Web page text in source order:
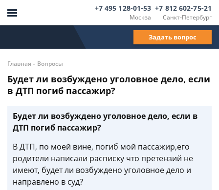
Москва
+7 495 128-01-53
Санкт-Петербург
+7 812 602-75-21
Задать вопрос
Главная - Вопросы
Будет ли возбуждено уголовное дело, если
в ДТП погиб пассажир?
Будет ли возбуждено уголовное дело, если в
ДТП погиб пассажир?
В ДТП, по моей вине, погиб мой пассажир,его
родители написали расписку что претензий не
имеют, будет ли возбуждено уголовное дело и
направлено в суд?